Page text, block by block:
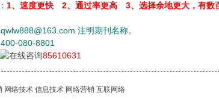
1、速度更快 2、通过率更高 3、选择余地更大，有数
注明期刊名称。
080-8801
85610631
网络技术 信息技术 网络营销 互联网络